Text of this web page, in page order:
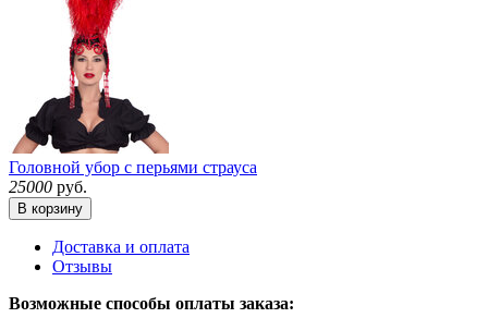
Головной убор с перьями страуса
25000 руб.
В корзину
Доставка и оплата
Отзывы
Возможные способы оплаты заказа: